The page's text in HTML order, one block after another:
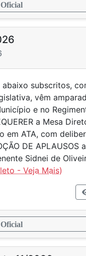
abaixo subscritos,
vêm
e no
a Mesa
em ATA, com
DE APLAUSOS
Sidnei de